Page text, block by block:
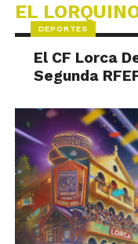
EL
DEPORTES
El CF Lorca
Segunda